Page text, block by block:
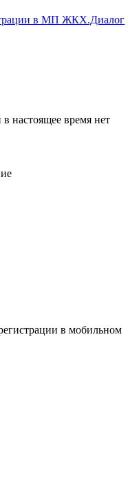
в МП ЖКХ.Диалог
настоящее время нет
в мобильном